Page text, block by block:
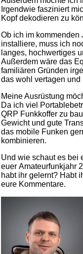
Irgendwie fasziniert
Kopf dekodieren zu
Ob ich im kommenden
installiere, muss ich
langes, hochwertiges
Außerdem wäre das
familiären Gründen
das wohl vertagen
Meine Ausrüstung
Da ich viel
QRP Funkkoffer zu
Gewicht und gute
das mobile Funken
kombinieren.
Und wie schaut es bei
euer Amateurfunkjahr
habt ihr gelernt? Habt
eure Kommentare.